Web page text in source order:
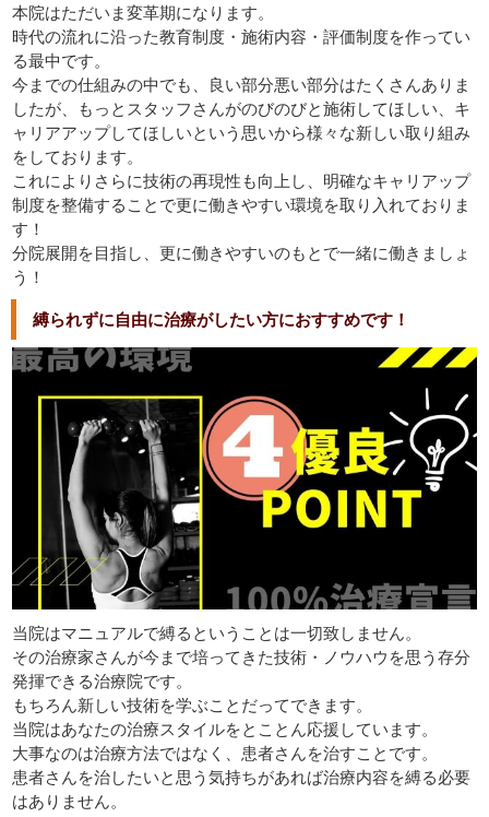
本院はただいま変革期になります。
時代の流れに沿った教育制度・施術内容・評価制度を作ってい
る最中です。
今までの仕組みの中でも、良い部分悪い部分はたくさんありま
したが、もっとスタッフさんがのびのびと施術してほしい、キ
ャリアアップしてほしいという思いから様々な新しい取り組み
をしております。
これによりさらに技術の再現性も向上し、明確なキャリアップ
制度を整備することで更に働きやすい環境を取り入れておりま
す！
分院展開を目指し、更に働きやすいのもとで一緒に働きましょ
う！
縛られずに自由に治療がしたい方におすすめです！
当院はマニュアルで縛るということは一切致しません。
その治療家さんが今まで培ってきた技術・ノウハウを思う存分
発揮できる治療院です。
もちろん新しい技術を学ぶことだってできます。
当院はあなたの治療スタイルをとことん応援しています。
大事なのは治療方法ではなく、患者さんを治すことです。
患者さんを治したいと思う気持ちがあれば治療内容を縛る必要
はありません。